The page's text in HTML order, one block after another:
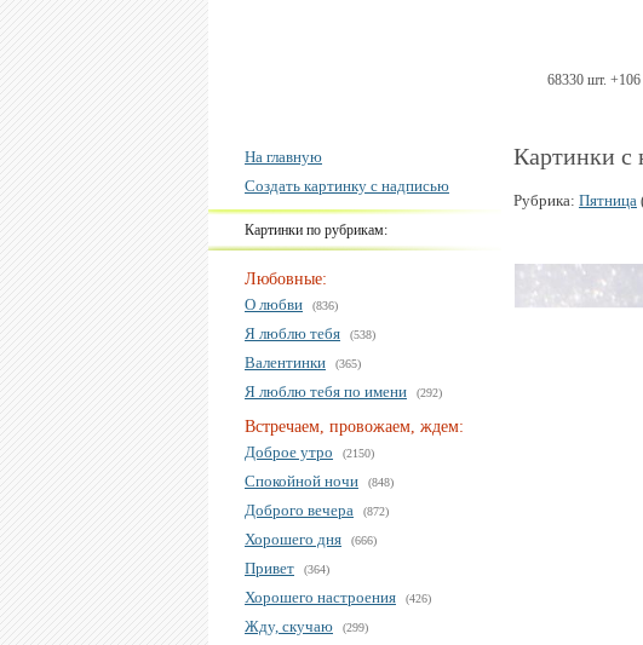
68330 шт. +106
На главную
Создать картинку с надписью
Картинки по рубрикам:
Любовные:
О любви
(836)
Я люблю тебя (538)
Валентинки (365)
Я люблю тебя по имени (292)
Встречаем, провожаем, ждем:
Доброе утро
(2150)
Спокойной ночи (848)
Доброго вечера (872)
Хорошего дня (666)
Привет (364)
Хорошего настроения (426)
Жду, скучаю (299)
Картинки с
Рубрика: Пятница